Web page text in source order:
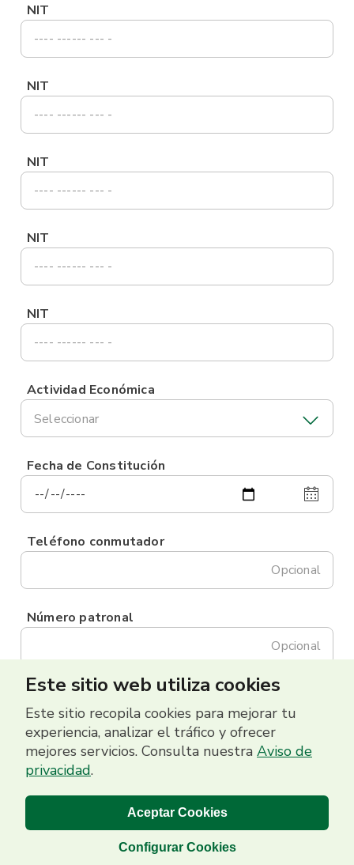
NIT
NIT
NIT
NIT
NIT
Actividad Económica
Seleccionar
Fecha de Constitución
Teléfono conmutador
Opcional
Número patronal
Opcional
Banco Promerica 2026 | Grupo Promerica
Este sitio web utiliza cookies
Este sitio recopila cookies para mejorar tu
experiencia, analizar el tráfico y ofrecer
mejores servicios. Consulta nuestra Aviso de
privacidad.
Aceptar Cookies
Configurar Cookies